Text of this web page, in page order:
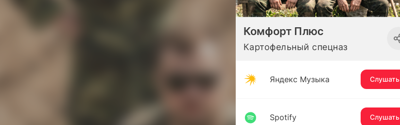
Комфорт Плюс
Картофельный спецназ
Яндекс Музыка Слушать
Spotify Слушать